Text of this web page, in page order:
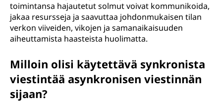
toimintansa hajautetut solmut voivat kommunikoida,
jakaa resursseja ja saavuttaa johdonmukaisen tilan
verkon viiveiden, vikojen ja samanaikaisuuden
aiheuttamista haasteista huolimatta.
Milloin olisi käytettävä synkronista
viestintää asynkronisen viestinnän
sijaan?